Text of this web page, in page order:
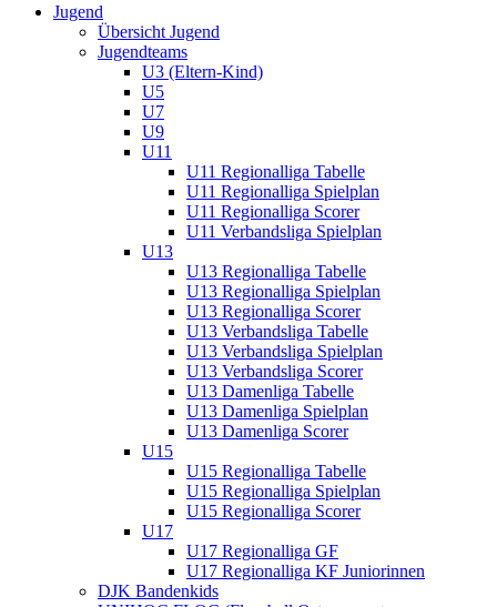
Jugend
Übersicht Jugend
Jugendteams
U3 (Eltern-Kind)
U5
U7
U9
U11
U11 Regionalliga Tabelle
U11 Regionalliga Spielplan
U11 Regionalliga Scorer
U11 Verbandsliga Spielplan
U13
U13 Regionalliga Tabelle
U13 Regionalliga Spielplan
U13 Regionalliga Scorer
U13 Verbandsliga Tabelle
U13 Verbandsliga Spielplan
U13 Verbandsliga Scorer
U13 Damenliga Tabelle
U13 Damenliga Spielplan
U13 Damenliga Scorer
U15
U15 Regionalliga Tabelle
U15 Regionalliga Spielplan
U15 Regionalliga Scorer
U17
U17 Regionalliga GF
U17 Regionalliga KF Juniorinnen
DJK Bandenkids